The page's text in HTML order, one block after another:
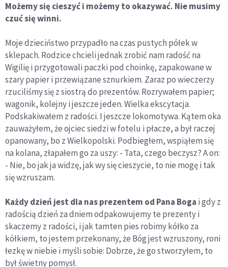
Możemy się cieszyć i możemy to okazywać. Nie musimy
czuć się winni.
Moje dzieciństwo przypadło na czas pustych półek w
sklepach. Rodzice chcieli jednak zrobić nam radość na
Wigilię i przygotowali paczki pod choinkę, zapakowane w
szary papier i przewiązane sznurkiem. Zaraz po wieczerzy
rzuciliśmy się z siostrą do prezentów. Rozrywałem papier;
wagonik, kolejny i jeszcze jeden. Wielka ekscytacja.
Podskakiwałem z radości. I jeszcze lokomotywa. Kątem oka
zauważyłem, że ojciec siedzi w fotelu i płacze, a był raczej
opanowany, bo z Wielkopolski. Podbiegłem, wspiąłem się
na kolana, złapałem go za uszy: - Tata, czego beczysz? A on:
- Nie, bo jak ja widzę, jak wy się cieszycie, to nie mogę i tak
się wzruszam.
Każdy dzień jest dla nas prezentem od Pana Boga i gdy z
radością dzień za dniem odpakowujemy te prezenty i
skaczemy z radości, i jak tamten pies robimy kółko za
kółkiem, to jestem przekonany, że Bóg jest wzruszony, roni
łezkę w niebie i myśli sobie: Dobrze, że go stworzyłem, to
był świetny pomysł.